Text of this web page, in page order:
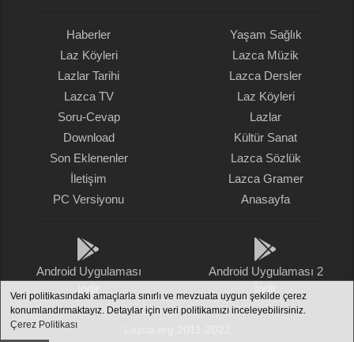
Veri politikasındaki amaçlarla sınırlı ve mevzuata uygun şekilde çerez
konumlandırmaktayız. Detaylar için veri politikamızı inceleyebilirsiniz.
Çerez Politikası
Haberler
Laz Köyleri
Lazlar Tarihi
Lazca TV
Soru-Cevap
Download
Son Eklenenler
İletişim
PC Versiyonu
Yaşam Sağlık
Lazca Müzik
Lazca Dersler
Laz Köyleri
Lazlar
Kültür Sanat
Lazca Sözlük
Lazca Gramer
Anasayfa
Android Uygulaması
Android Uygulaması 2